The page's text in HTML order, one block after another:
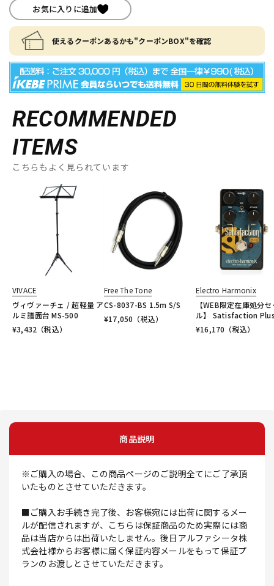
お気に入りに追加
使えるクーポンあるかも"クーポンBOX"を確認
RECOMMENDED
ITEMS
こちらもよく見られています
VIVACE
ヴィヴァーチェ / 超軽量 ア
ルミ譜面台 MS-500
¥3,432 （税込）
Free The Tone
CS-8037-BS 1.5m S/S
¥17,050 （税込）
Electro Harmonix
【WEB限定在庫処分
ル】 Satisfaction
¥16,170 （税込）
商品説明
※ご購入の場合、この商品ページのご説明全てにご了承頂
いたものとさせていただきます。
■ご購入お手続き完了後、お客様宛には出荷に関するメー
ルが配信されますが、こちらは保証商品のため実際には商
品は当店からは出荷いたしません。後日アルファシータ株
式会社様からお客様に届く保証内容メールをもって保証プ
ランのお渡しとさせていただきます。